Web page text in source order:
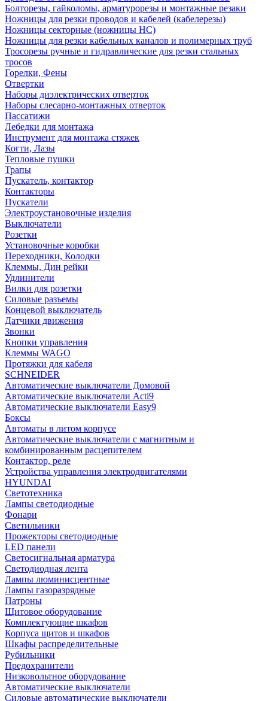
Болторезы, гайколомы, арматурорезы и монтажные резаки
Ножницы для резки проводов и кабелей (кабелерезы)
Ножницы секторные (ножницы НС)
Ножницы для резки кабельных каналов и полимерных труб
Тросорезы ручные и гидравлические для резки стальных
тросов
Горелки, Фены
Отвертки
Наборы диэлектрических отверток
Наборы слесарно-монтажных отверток
Пассатижи
Лебедки для монтажа
Инструмент для монтажа стяжек
Когти, Лазы
Тепловые пушки
Трапы
Пускатель, контактор
Контакторы
Пускатели
Электроустановочные изделия
Выключатели
Розетки
Установочные коробки
Переходники, Колодки
Клеммы, Дин рейки
Удлинители
Вилки для розетки
Силовые разъемы
Концевой выключатель
Датчики движения
Звонки
Кнопки управления
Клеммы WAGO
Протяжки для кабеля
SCHNEIDER
Автоматические выключатели Домовой
Автоматические выключатели Acti9
Автоматические выключатели Easy9
Боксы
Автоматы в литом корпусе
Автоматические выключатели с магнитным и
комбинированным расцепителем
Контактор, реле
Устройства управления электродвигателями
HYUNDAI
Светотехника
Лампы светодиодные
Фонари
Светильники
Прожекторы светодиодные
LED панели
Светосигнальная арматура
Светодиодная лента
Лампы люминисцентные
Лампы газоразрядные
Патроны
Щитовое оборудование
Комплектующие шкафов
Корпуса щитов и шкафов
Шкафы распределительные
Рубильники
Предохранители
Низковольтное оборудование
Автоматические выключатели
Силовые автоматические выключатели